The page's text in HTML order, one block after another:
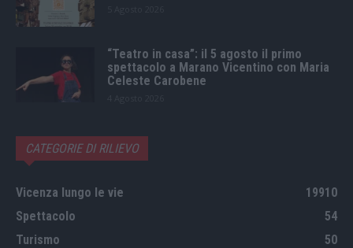
“Teatro in casa”: il 5 agosto il primo
spettacolo a Marano Vicentino con Maria
Celeste Carobene
CATEGORIE DI RILIEVO
Vicenza lungo le vie
19910
Spettacolo
54
Turismo
50